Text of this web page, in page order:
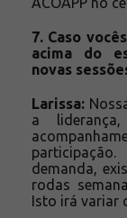
7. Caso
acima do
novas
Larissa:
a
demanda,
rodas
Isto irá variar